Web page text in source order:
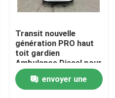
Transit nouvelle
génération PRO haut
toit gardien
Ambulance Diesel pour
les services
d'ambulance pour les
urgences médicales
envoyer une